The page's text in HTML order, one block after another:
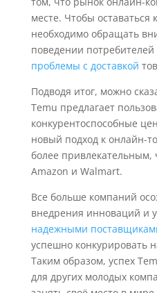
месте. Чтобы оставаться
необходимо обращать
поведении
проблемы с доставкой
Подводя итог, можно
Temu предлагает
конкурентоспособные
новый подход к онлайн-
более привлекательным,
Amazon и Walmart.
Все больше компаний
внедрения инноваций и
надежными
успешно конкурировать
Таким образом, успех
для других молодых